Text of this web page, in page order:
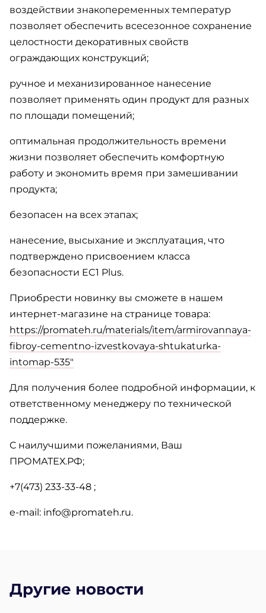
воздействии знакопеременных температур
позволяет обеспечить всесезонное сохранение
целостности декоративных свойств
ограждающих конструкций;
ручное и механизированное нанесение
позволяет применять один продукт для разных
по площади помещений;
оптимальная продолжительность времени
жизни позволяет обеспечить комфортную
работу и экономить время при замешивании
продукта;
безопасен на всех этапах;
нанесение, высыхание и эксплуатация, что
подтверждено присвоением класса
безопасности EC1 Plus.
Приобрести новинку вы сможете в нашем
интернет-магазине на странице товара:
https://promateh.ru/materials/item/armirovannaya-
fibroy-cementno-izvestkovaya-shtukaturka-
intomap-535"
Для получения более подробной информации, к
ответственному менеджеру по технической
поддержке.
С наилучшими пожеланиями, Ваш
ПРОМАТЕХ.РФ;
+7(473) 233-33-48 ;
e-mail: info@promateh.ru.
Другие новости